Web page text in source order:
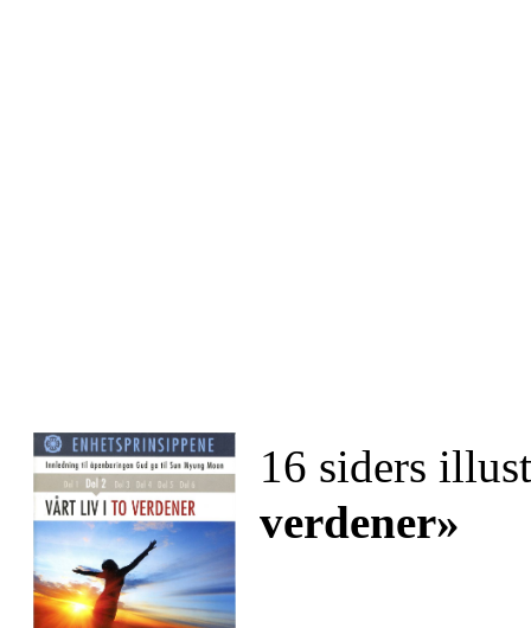
16 siders
verdener»